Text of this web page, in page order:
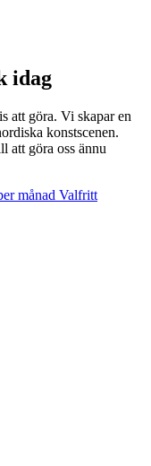
idag
att göra. Vi skapar en
konstscenen.
att göra oss ännu
månad Valfritt